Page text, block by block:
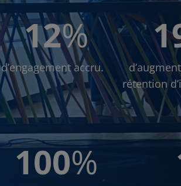
12%
d’engagement accru.
rétention
100%